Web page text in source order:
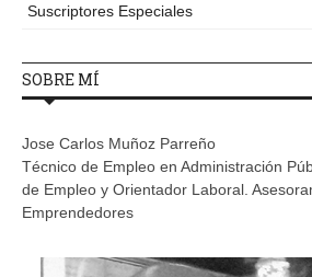
Suscriptores Especiales
SOBRE MÍ
Jose Carlos Muñoz Parreño
Técnico de Empleo en Administración
de Empleo y Orientador Laboral.
Emprendedores